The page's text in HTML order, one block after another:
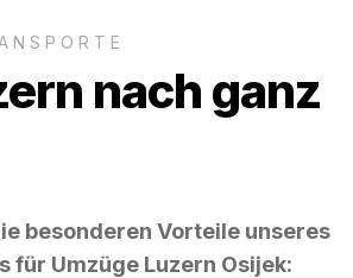
nach ganz
besonderen Vorteile unseres
für Umzüge Luzern Osijek: